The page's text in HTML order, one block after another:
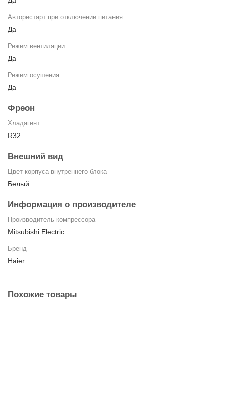
Авторестарт при отключении питания
Да
Режим вентиляции
Да
Режим осушения
Да
Фреон
Хладагент
R32
Внешний вид
Цвет корпуса внутреннего блока
Белый
Информация о производителе
Производитель компрессора
Mitsubishi Electric
Бренд
Haier
Похожие товары